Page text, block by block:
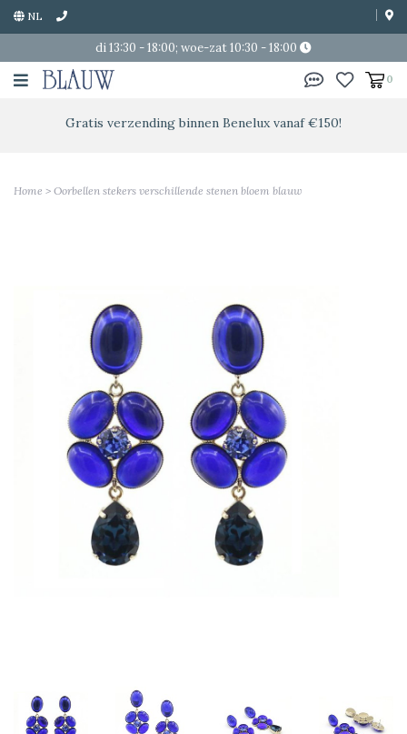
NL
di 13:30 - 18:00; woe-zat 10:30 - 18:00
0
Gratis verzending binnen Benelux vanaf €150!
Home > Oorbellen stekers verschillende stenen bloem blauw